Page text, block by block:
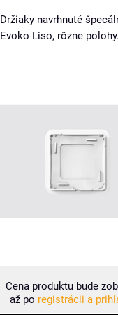
Držiaky navrhnuté
Evoko Liso, rôzne polohy.
Cena produktu bude
až po registrácii a